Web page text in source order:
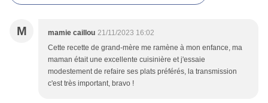
M mamie caillou 21/11/2023 16:02
Cette recette de grand-mère me ramène à mon enfance, ma
maman était une excellente cuisinière et j'essaie
modestement de refaire ses plats préférés, la transmission
c'est très important, bravo !